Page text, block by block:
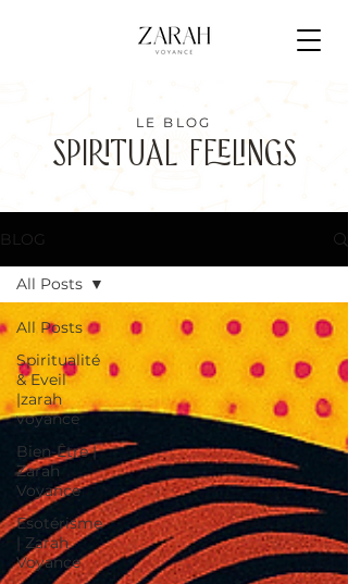
LE BLOG
SPIRITUAL FEELINGS
BLOG
All Posts
Spiritualité
& Eveil
|zarah
voyance
Bien-Être |
Zarah
Voyance
Esotérisme
| Zarah
Voyance
All Posts